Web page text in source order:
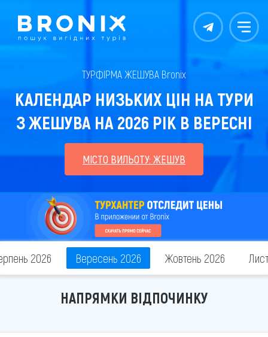
Контакты Меню
ТУРФІРМА ЖЕШУВА Bronix
КАЛЕНДАР НИЗЬКИХ ЦІН НА ТУРИ
З ЖЕШУВА НА 2026 РІК В ВЕРЕСНІ
МІСТО ВИЛЬОТУ: ЖЕШУВ
2026 Вересень 2026 Жовтень 2026
НАПРЯМКИ ВІДПОЧИНКУ